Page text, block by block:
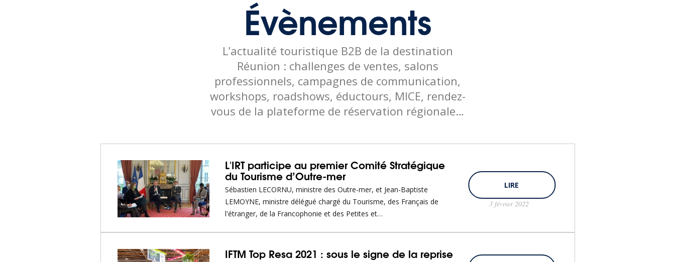
Évènements
L’actualité touristique B2B de la destination
Réunion : challenges de ventes, salons
professionnels, campagnes de communication,
workshops, roadshows, éductours, MICE, rendez-
vous de la plateforme de réservation régionale…
L'IRT participe au premier Comité Stratégique
du Tourisme d’Outre-mer
Sébastien LECORNU, ministre des Outre-mer, et Jean-Baptiste
LEMOYNE, ministre délégué chargé du Tourisme, des Français de
l'étranger, de la Francophonie et des Petites et…
LIRE
3 février 2022
IFTM Top Resa 2021 : sous le signe de la reprise